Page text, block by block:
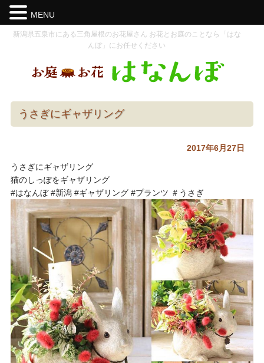
新潟県五泉市にある三角屋根のお花屋さん お花とお庭のことなら「はな
んぼ」にお任せください
うさぎにギャザリング
2017年6月27日
うさぎにギャザリング
猫のしっぽをギャザリング
#はなんぼ #新潟 #ギャザリング #プランツ ＃うさぎ
MENU